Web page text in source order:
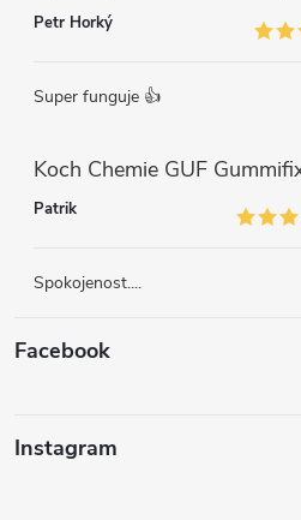
Petr Horký
Super funguje 👍
Patrik
Spokojenost....
Facebook
Instagram